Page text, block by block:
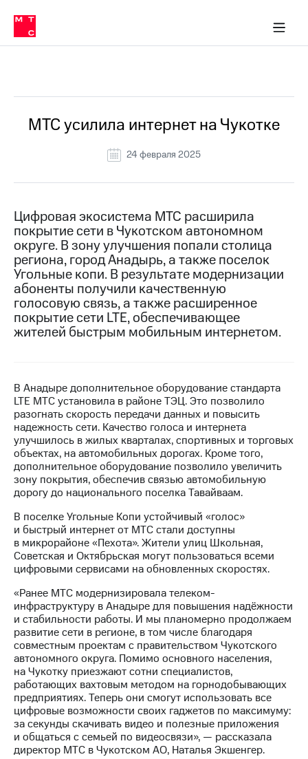
Медиа-центр
и акционерам
Устойчивое развитие
Комплаенс и деловая этика
компании
Карьера
История
региона
Правовая
информация
Контакты
Медиа-центр
Пресс-
релизы
МТС
о технологиях
Интервью
Финансовая
отчетность
Контакты
Новости
в
регионе
и акционерам
Корпоративное
управление
Корпоративный
секретарь
Раскрытие
информации
Информация
акционерам
Документы
ПАО
"МТС"
Собрания
акционеров
Личный
кабинет
в МТС
Пресс-
релизы
МТС усилила интернет на Чукотке
24 февраля 2025
Цифровая экосистема МТС расширила
покрытие сети в Чукотском автономном
округе. В зону улучшения попали столица
региона, город Анадырь, а также поселок
Угольные копи. В результате модернизации
абоненты получили качественную
голосовую связь, а также расширенное
покрытие сети LTE, обеспечивающее
жителей быстрым мобильным интернетом.
В Анадыре дополнительное оборудование стандарта
LTE МТС установила в районе ТЭЦ. Это позволило
разогнать скорость передачи данных и повысить
надежность сети. Качество голоса и интернета
улучшилось в жилых кварталах, спортивных и торговых
объектах, на автомобильных дорогах. Кроме того,
дополнительное оборудование позволило увеличить
зону покрытия, обеспечив связью автомобильную
дорогу до национального поселка Тавайваам.
В поселке Угольные Копи устойчивый «голос»
и быстрый интернет от МТС стали доступны
в микрорайоне «Пехота». Жители улиц Школьная,
Советская и Октябрьская могут пользоваться всеми
цифровыми сервисами на обновленных скоростях.
«Ранее МТС модернизировала телеком-
инфраструктуру в Анадыре для повышения надёжности
и стабильности работы. И мы планомерно продолжаем
развитие сети в регионе, в том числе благодаря
совместным проектам с правительством Чукотского
автономного округа. Помимо основного населения,
на Чукотку приезжают сотни специалистов,
работающих вахтовым методом на горнодобывающих
предприятиях. Теперь они смогут использовать все
цифровые возможности своих гаджетов по максимуму:
за секунды скачивать видео и полезные приложения
и общаться с семьей по видеосвязи», — рассказала
директор МТС в Чукотском АО, Наталья Экшенгер.